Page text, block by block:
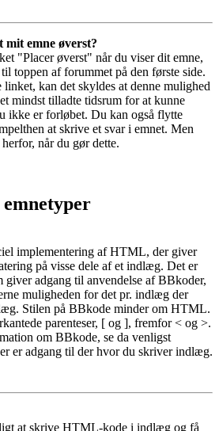
emne øverst?
"Placer øverst" når du viser dit emne,
toppen af forummet på den første side.
kan det skyldes at denne mulighed
mindst tilladte tidsrum for at kunne
ikke er forløbet. Du kan også flytte
at skrive et svar i emnet. Men
når du gør dette.
implementering af HTML, der giver
på visse dele af et indlæg. Det er
giver adgang til anvendelse af BBkoder,
muligheden for det pr. indlæg der
Stilen på BBkode minder om HTML.
parenteser, [ og ], fremfor < og >.
om BBkode, se da venligst
er adgang til der hvor du skriver indlæg.
at skrive HTML-kode i indlæg og få